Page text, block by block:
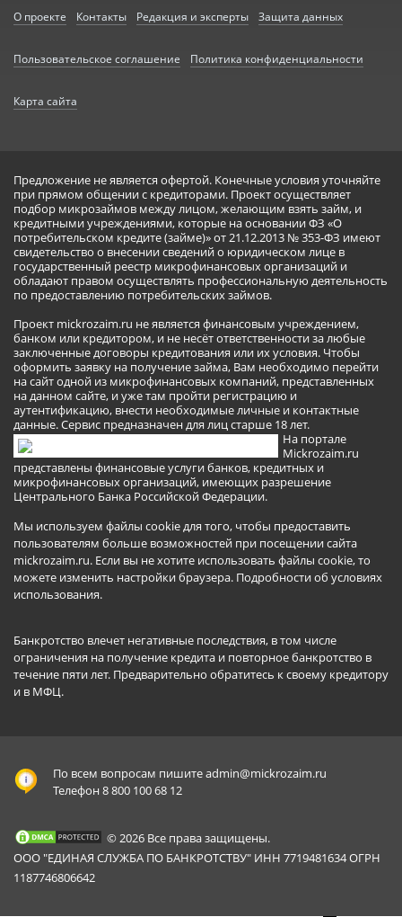
О проекте Контакты Редакция и эксперты Защита данных
Пользовательское соглашение Политика конфиденциальности
Карта сайта
Предложение не является офертой. Конечные условия уточняйте
при прямом общении с кредиторами. Проект осуществляет
подбор микрозаймов между лицом, желающим взять займ, и
кредитными учреждениями, которые на основании ФЗ «О
потребительском кредите (займе)» от 21.12.2013 № 353-ФЗ имеют
свидетельство о внесении сведений о юридическом лице в
государственный реестр микрофинансовых организаций и
обладают правом осуществлять профессиональную деятельность
по предоставлению потребительских займов.
Проект mickrozaim.ru не является финансовым учреждением,
банком или кредитором, и не несёт ответственности за любые
заключенные договоры кредитования или их условия. Чтобы
оформить заявку на получение займа, Вам необходимо перейти
на сайт одной из микрофинансовых компаний, представленных
на данном сайте, и уже там пройти регистрацию и
аутентификацию, внести необходимые личные и контактные
данные. Сервис предназначен для лиц старше 18 лет.
На портале
Mickrozaim.ru
представлены финансовые услуги банков, кредитных и
микрофинансовых организаций, имеющих разрешение
Центрального Банка Российской Федерации.
Мы используем файлы cookie для того, чтобы предоставить
пользователям больше возможностей при посещении сайта
mickrozaim.ru. Если вы не хотите использовать файлы cookie, то
можете изменить настройки браузера. Подробности об условиях
использования.
Банкротство влечет негативные последствия, в том числе
ограничения на получение кредита и повторное банкротство в
течение пяти лет. Предварительно обратитесь к своему кредитору
и в МФЦ.
По всем вопросам пишитеadmin@mickrozaim.ru
Телефон 8 800 100 68 12
© 2026 Все права защищены.
ООО "ЕДИНАЯ СЛУЖБА ПО БАНКРОТСТВУ" ИНН 7719481634 ОГРН
1187746806642